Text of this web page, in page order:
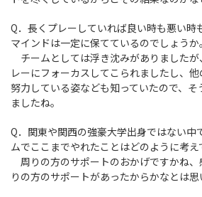
Q．長くプレーしていれば良い時も悪い時
マインドは一定に保てているのでしょうか。
チームとしては浮き沈みがありました
レーにフォーカスしてこられましたし、
努力している姿なども知っていたので、そ
ましたね。
Q．関東や関西の強豪大学出身ではない中
ムでここまでやれたことはどのように考え
周りの方のサポートのおかげですかね、
りの方のサポートがあったからかなとは思